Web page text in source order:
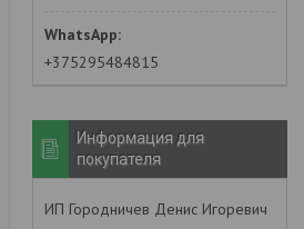
+375295484815
Информация для
покупателя
ИП Городничев Денис Игоревич